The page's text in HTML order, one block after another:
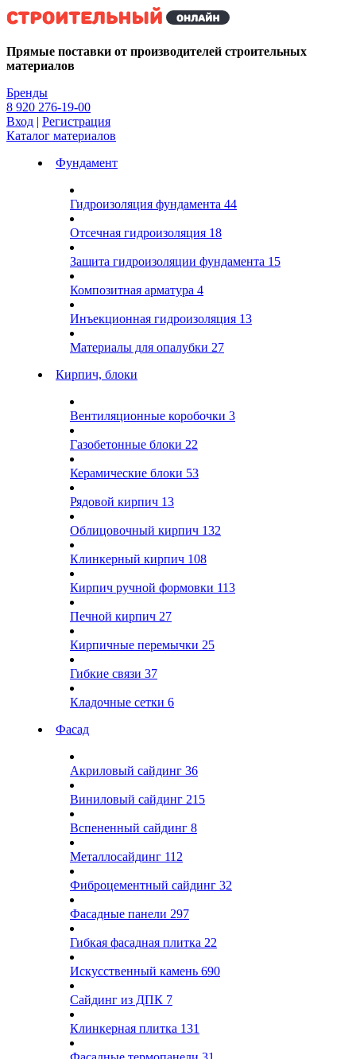
Kg
Прямые поставки от производителей строительных
материалов
Бренды
8 920 276-19-00
Вход | Регистрация
Каталог материалов
Фундамент
Гидроизоляция фундамента 44
Отсечная гидроизоляция 18
Защита гидроизоляции фундамента 15
Композитная арматура 4
Инъекционная гидроизоляция 13
Материалы для опалубки 27
Кирпич, блоки
Вентиляционные коробочки 3
Газобетонные блоки 22
Керамические блоки 53
Рядовой кирпич 13
Облицовочный кирпич 132
Клинкерный кирпич 108
Кирпич ручной формовки 113
Печной кирпич 27
Кирпичные перемычки 25
Гибкие связи 37
Кладочные сетки 6
Фасад
Акриловый сайдинг 36
Виниловый сайдинг 215
Вспененный сайдинг 8
Металлосайдинг 112
Фиброцементный сайдинг 32
Фасадные панели 297
Гибкая фасадная плитка 22
Искусственный камень 690
Сайдинг из ДПК 7
Клинкерная плитка 131